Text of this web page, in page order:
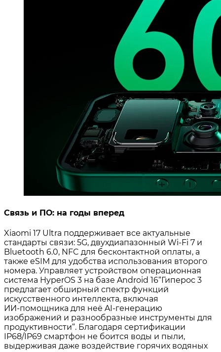
Связь и ПО: на годы вперед
Xiaomi 17 Ultra поддерживает все актуальные
стандарты связи: 5G, двухдиапазонный Wi‑Fi 7 и
Bluetooth 6.0, NFC для бесконтактной оплаты, а
также eSIM для удобства использования второго
номера. Управляет устройством операционная
система HyperOS 3 на базе Android 16“Гиперос 3
предлагает обширный спектр функций
искусственного интеллекта, включая
ИИ‑помощника для неё AI-генерацию
изображений и разнообразные инструменты для
продуктивности“. Благодаря сертификации
IP68/IP69 смартфон не боится воды и пыли,
выдерживая даже воздействие горячих водяных